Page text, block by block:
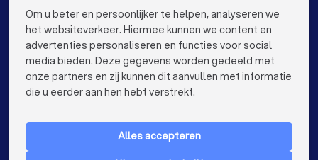
Tuinonderhoud bedrijven in Gent
Tuinonderhoud bedrijven in Brugge
Tuinonderhoud bedrijven in Leuven
Tuinonderhoud bedrijven in Mechelen
VOOR PARTICULIEREN keyboard_arrow_down
Om u beter en persoonlijker te helpen, analyseren we
het websiteverkeer. Hiermee kunnen we content en
advertenties personaliseren en functies voor social
media bieden. Deze gegevens worden gedeeld met
onze partners en zij kunnen dit aanvullen met informatie
die u eerder aan hen hebt verstrekt.
Alles accepteren